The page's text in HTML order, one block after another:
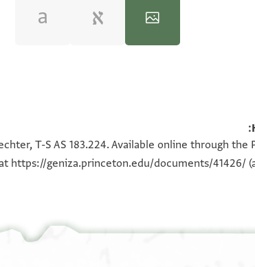
T-S AS 183.224. Available online through
https://geniza.princeton.edu/documents/41426/